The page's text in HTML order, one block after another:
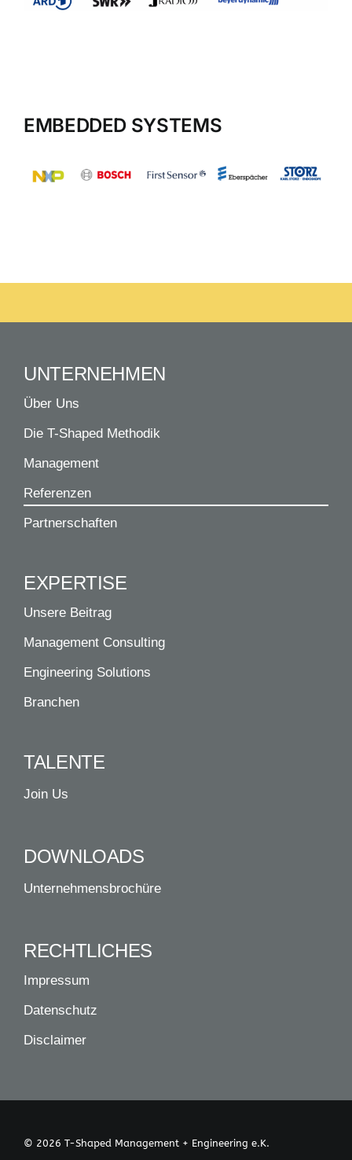
EMBEDDED SYSTEMS
UNTERNEHMEN
Über Uns
Die T-Shaped Methodik
Management
Referenzen
Partnerschaften
EXPERTISE
Unsere Beitrag
Management Consulting
Engineering Solutions
Branchen
TALENTE
Join Us
DOWNLOADS
Unternehmensbrochüre
RECHTLICHES
Impressum
Datenschutz
Disclaimer
© 2026 T-Shaped Management + Engineering e.K.